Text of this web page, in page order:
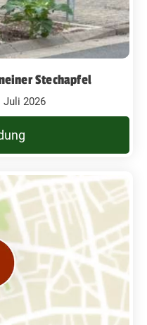
Stechapfel
Juli 2026